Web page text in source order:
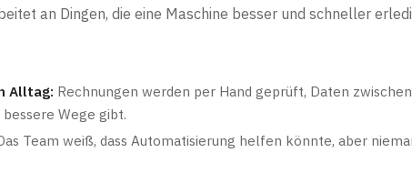
an Dingen, die eine Maschine besser und schneller
Alltag: Rechnungen werden per Hand geprüft, Daten
Wege gibt.
Team weiß, dass Automatisierung helfen könnte, aber